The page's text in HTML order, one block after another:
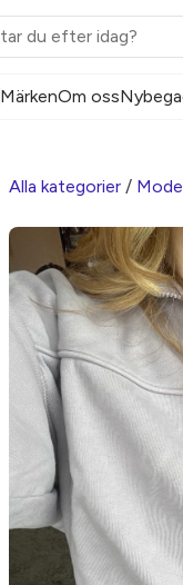
MärkenOm oss
Alla kategorier / Mode